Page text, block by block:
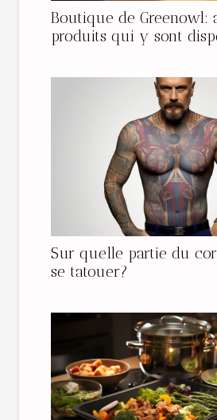
Boutique de Greenowl:
produits qui y sont
Sur quelle partie du
se tatouer?